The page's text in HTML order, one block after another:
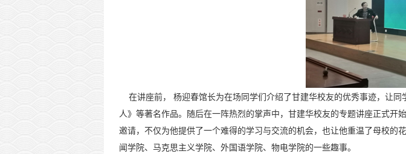
在讲座前， 杨迎春馆长为在场同学们介绍了甘建华校友的优秀事迹，让
人》等著名作品。随后在一阵热烈的掌声中，甘建华校友的专题讲座正式
邀请，不仅为他提供了一个难得的学习与交流的机会，也让他重温了母校
闻学院、马克思主义学院、外国语学院、物电学院的一些趣事。